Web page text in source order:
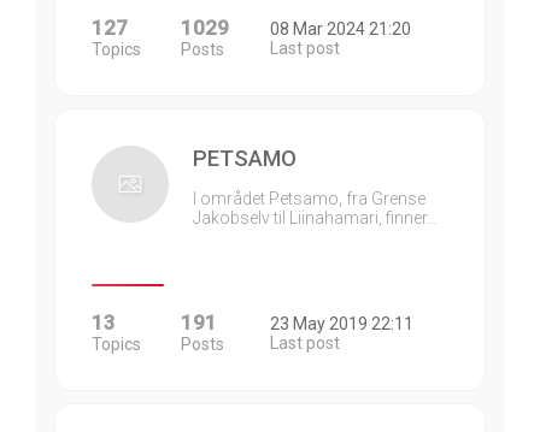
127
Topics
1029
Posts
08 Mar 2024 21:20
Last post
PETSAMO
I området Petsamo, fra Grense
Jakobselv til Liinahamari, finner…
13
Topics
191
Posts
23 May 2019 22:11
Last post